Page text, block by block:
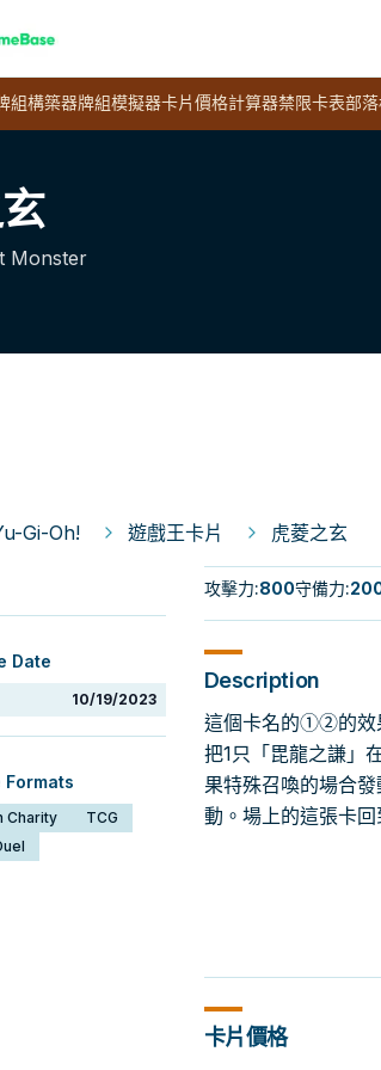
組構築器牌組模擬器卡片價格計算器禁限卡表部
Monster
Gi-Oh! 遊戲王卡片 虎菱之玄
Date
10/19/2023
Formats
Charity
TCG
攻擊力:800守備力:
Description
這個卡名的①②的效
把1只「毘龍之謙」
果特殊召喚的場合
動。場上的這張卡回
卡片價格